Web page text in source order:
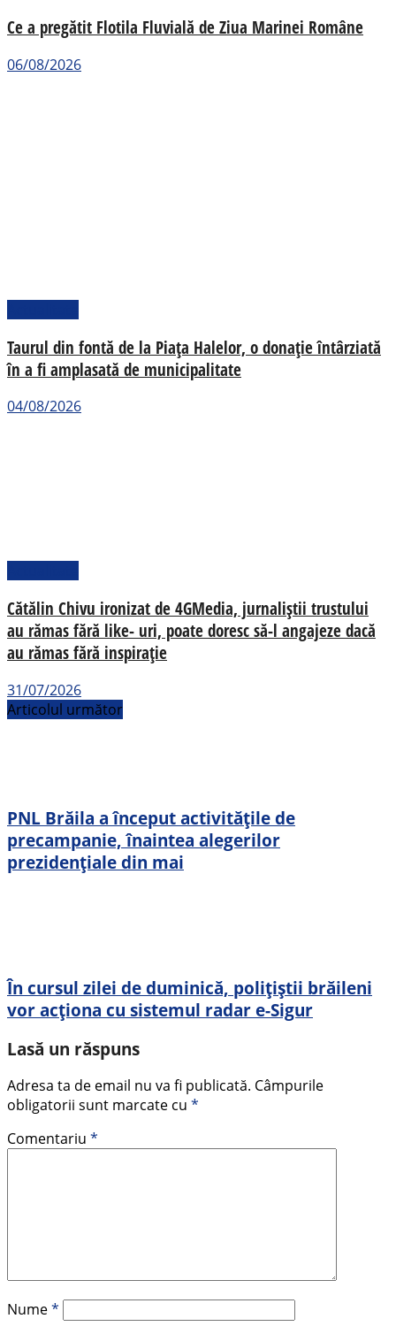
Ce a pregătit Flotila Fluvială de Ziua Marinei Române
06/08/2026
Taurul din fontă de la Piața Halelor, o donație întârziată
în a fi amplasată de municipalitate
04/08/2026
Cătălin Chivu ironizat de 4GMedia, jurnaliștii trustului
au rămas fără like- uri, poate doresc să-l angajeze dacă
au rămas fără inspirație
31/07/2026
Articolul următor
PNL Brăila a început activitățile de
precampanie, înaintea alegerilor
prezidențiale din mai
În cursul zilei de duminică, polițiștii brăileni
vor acționa cu sistemul radar e-Sigur
Lasă un răspuns
Adresa ta de email nu va fi publicată. Câmpurile
obligatorii sunt marcate cu *
Comentariu *
Nume*